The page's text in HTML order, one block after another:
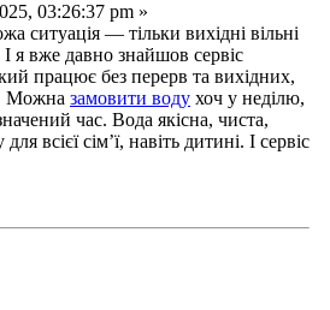
03:26:37 pm »
ситуація — тільки вихідні вільні
я вже давно знайшов сервіс
працює без перерв та вихідних,
Можна замовити воду хоч у неділю,
час. Вода якісна, чиста,
всієї сім’ї, навіть дитині. І сервіс